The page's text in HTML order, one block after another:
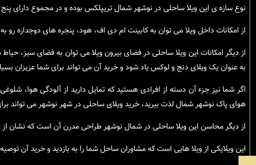
نوع سازه ی این ویلا ساحلی در نوشهر شمال تریپلکس بوده و در مجموع دارای
از امکانات داخل ویلا می توان به کابینت ام دی اف، هود، پنجره های دوجداره رو
از دیگر امکانات این ویلا ساحلی در فضای بیرون ویلا می توان به فضای سبز،
به عنوان یک ویلای دنج و لوکس یاد شود و خرید آن می تواند برای شما عزیزان
اگر شما نیز جزء آن دسته از افرادی هستید که تمایل دارید از آلودگی هوا،
هوای پاک نوشهر شمال لذت ببرید، خرید ویلای ساحلی در شهر نوشهر می تواند
از دیگر محاسن این ویلا ساحلی در شمال نوشهر طراحی مدرن آن است که نشان
این ویلایکی از ویلا هایی است که مشاوران ساحل شما را به بازدید و خرید آن